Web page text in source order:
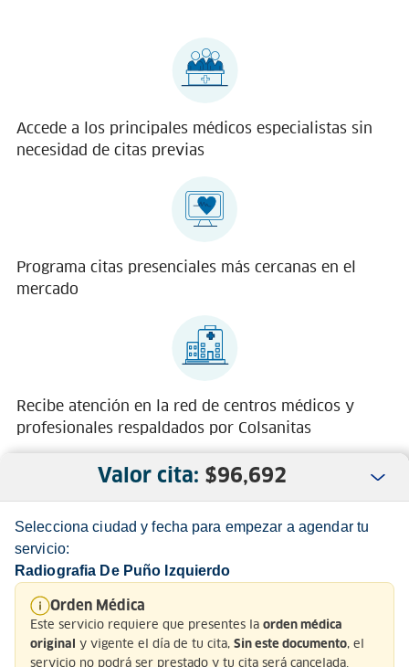
Valor cita: $96,692
Selecciona ciudad y fecha para empezar a agendar tu
servicio:
Radiografia De Puño Izquierdo
Orden Médica
Este servicio requiere que presentes la orden médica
original
y vigente el día de tu cita, Sin este documento, el
servicio no podrá ser prestado y tu cita será cancelada.
Accede a los principales médicos especialistas sin
necesidad de citas previas
Programa citas presenciales más cercanas en el
mercado
Recibe atención en la red de centros médicos y
profesionales respaldados por Colsanitas
Servicio al Cliente